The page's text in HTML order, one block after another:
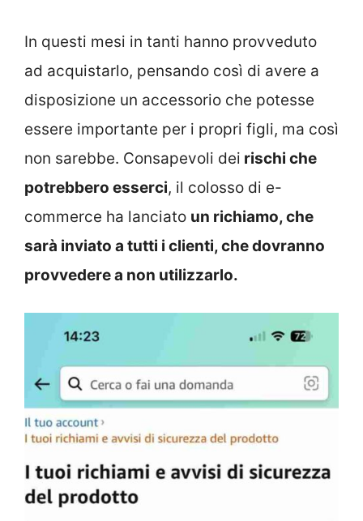
In questi mesi in tanti hanno provveduto
ad acquistarlo, pensando così di avere a
disposizione un accessorio che potesse
essere importante per i propri figli, ma così
non sarebbe. Consapevoli dei rischi che
potrebbero esserci, il colosso di e-
commerce ha lanciato un richiamo, che
sarà inviato a tutti i clienti, che dovranno
provvedere a non utilizzarlo.